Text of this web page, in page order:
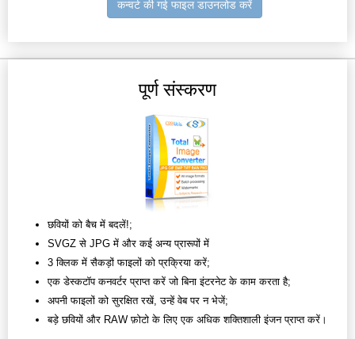
कन्वर्ट की गई फाइल डाउनलोड करें
पूर्ण संस्करण
छवियों को बैच में बदलें!;
SVGZ से JPG में और कई अन्य प्रारूपों में
3 क्लिक में सैकड़ों फाइलों को प्रक्रिया करें;
एक डेस्कटॉप कनवर्टर प्राप्त करें जो बिना इंटरनेट के काम करता है;
अपनी फाइलों को सुरक्षित रखें, उन्हें वेब पर न भेजें;
बड़े छवियों और RAW फ़ोटो के लिए एक अधिक शक्तिशाली इंजन प्राप्त करें।